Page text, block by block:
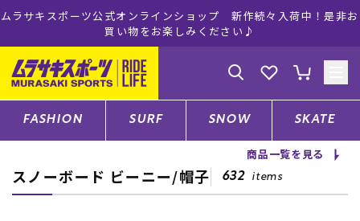
ムラサキスポーツ公式オンラインショップ 新作続々入荷中！是非お
買い物をお楽しみください♪
ゲスト様
ログイン 会員登録
店舗一覧
FASHION SURF SNOW SKATE
商品一覧を見る
スノーボード ビーニー/帽子 632 items